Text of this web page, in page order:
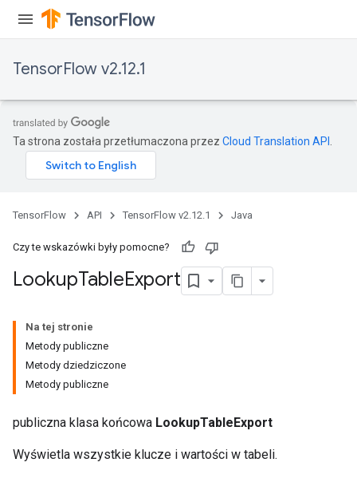
TensorFlow v2.12.1
Ta strona została przetłumaczona przez Cloud Translation API
TensorFlow API TensorFlow v2.12.1 Java
Czy te wskazówki były pomocne?
LookupTableExport
Na tej stronie
Metody publiczne
Metody dziedziczone
Metody publiczne
publiczna klasa końcowa LookupTableExport
Wyświetla wszystkie klucze i wartości w tabeli.